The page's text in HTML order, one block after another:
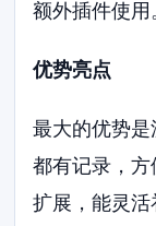
额外插件使用
优势亮点
最大的优势
都有记录，
扩展，能灵